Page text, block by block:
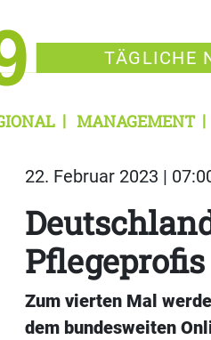
TÄGLICHE
MANAGEMENT
22. Februar 2023 |
Pflegeprofis
Zum vierten Mal
dem bundesweiten